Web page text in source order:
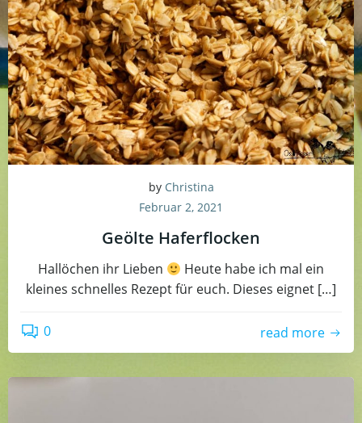
by Christina
Februar 2, 2021
Geölte Haferflocken
Hallöchen ihr Lieben
Heute habe ich mal ein
kleines schnelles Rezept für euch. Dieses eignet […]
0 read more